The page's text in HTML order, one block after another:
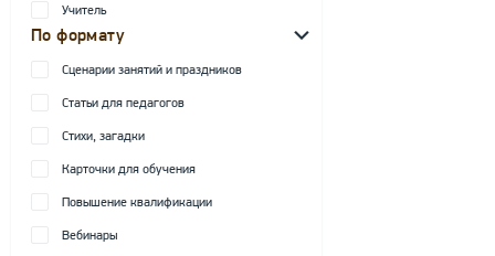
Учитель
По формату
Сценарии занятий и праздников
Статьи для педагогов
Стихи, загадки
Карточки для обучения
Повышение квалификации
Вебинары